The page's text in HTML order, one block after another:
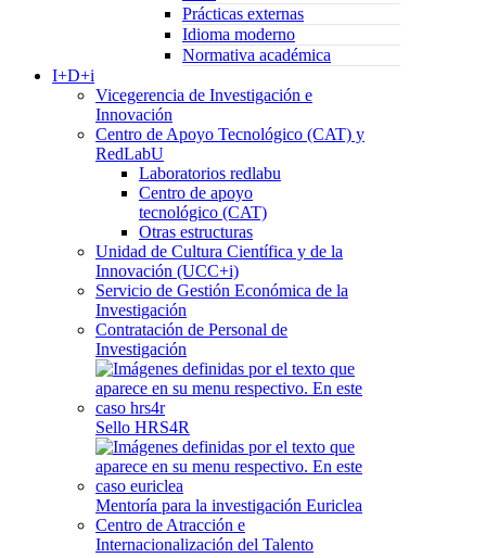
Prácticas externas
Idioma moderno
Normativa académica
I+D+i
Vicegerencia de Investigación e
Innovación
Centro de Apoyo Tecnológico (CAT) y
RedLabU
Laboratorios redlabu
Centro de apoyo
tecnológico (CAT)
Otras estructuras
Unidad de Cultura Científica y de la
Innovación (UCC+i)
Servicio de Gestión Económica de la
Investigación
Contratación de Personal de
Investigación
Sello HRS4R
Mentoría para la investigación Euriclea
Centro de Atracción e
Internacionalización del Talento